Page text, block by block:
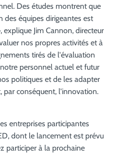
Des études montrent que
des équipes dirigeantes est
explique Jim Cannon, directeur
nos propres activités et à
tirés de l'évaluation
personnel actuel et futur
politiques et de les adapter
par conséquent, l'innovation.
entreprises participantes
dont le lancement est prévu
participer à la prochaine